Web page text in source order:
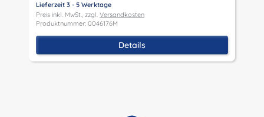
Lieferzeit 3 - 5 Werktage
Preis inkl. MwSt., zzgl. Versandkosten
Produktnummer: 0046176M
Details